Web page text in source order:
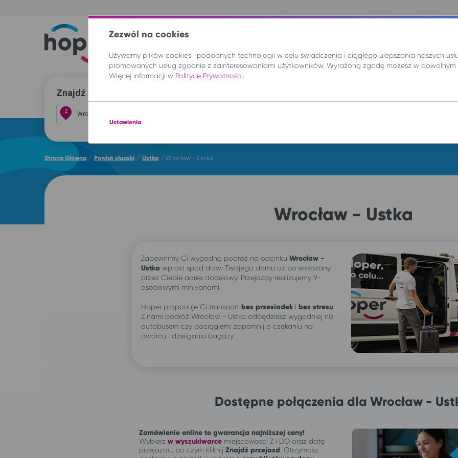
Znajdź przejazd i kup bilet
Z
Strona Główna / Powiat słupski / Ustka /Wrocław - Ustka
Wrocław - Ustka
Zapewnimy Ci wygodną podróż na odcinku Wrocław -
Ustka wprost spod drzwi Twojego domu aż po wskazany
przez Ciebie adres docelowy. Przejazdy realizujemy 9-
osobowymi minivanami.
Hoper proponuje Ci transport bez przesiadek i bez stresu
Z nami podróż Wrocław - Ustka odbędziesz wygodniej niż
autobusem czy pociągiem: zapomnij o czekaniu na
dworcu i dźwiganiu bagaży.
Dostępne połączenia dla Wrocław -
Zamówienie online to gwarancja najniższej ceny!
Wybierz w wyszukiwarce miejscowości Z i DO oraz datę
przejazdu, po czym kliknij Znajdź przejazd . Otrzymasz
Zezwól na cookies
Używamy plików cookies i podobnych technologii w celu świadczenia i ciągłego ulepszania naszych
promowanych usług zgodnie z zainteresowaniami użytkowników. Wyrażoną zgodę możesz w
Więcej informacji w Polityce Prywatności
Ustawienia